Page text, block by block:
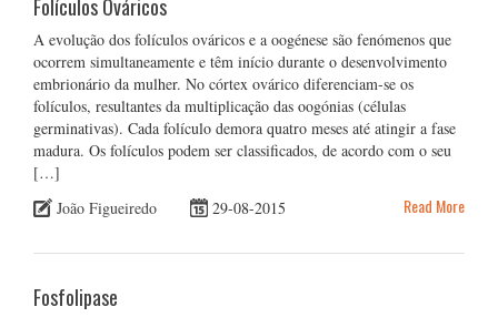
Folículos Ováricos
A evolução dos folículos ováricos e a oogénese são fenómenos que
ocorrem simultaneamente e têm início durante o desenvolvimento
embrionário da mulher. No córtex ovárico diferenciam-se os
folículos, resultantes da multiplicação das oogónias (células
germinativas). Cada folículo demora quatro meses até atingir a fase
madura. Os folículos podem ser classificados, de acordo com o seu
[…]
João Figueiredo
29-08-2015 Read More
Fosfolipase